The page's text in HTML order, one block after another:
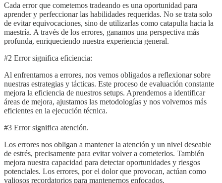
Cada error que cometemos tradeando es una oportunidad para
aprender y perfeccionar las habilidades requeridas. No se trata solo
de evitar equivocaciones, sino de utilizarlas como catapulta hacia la
maestría. A través de los errores, ganamos una perspectiva más
profunda, enriqueciendo nuestra experiencia general.
#2 Error significa eficiencia:
Al enfrentarnos a errores, nos vemos obligados a reflexionar sobre
nuestras estrategias y tácticas. Este proceso de evaluación constante
mejora la eficiencia de nuestros setups. Aprendemos a identificar
áreas de mejora, ajustamos las metodologías y nos volvemos más
eficientes en la ejecución técnica.
#3 Error significa atención.
Los errores nos obligan a mantener la atención y un nivel deseable
de estrés, precisamente para evitar volver a cometerlos. También
mejora nuestra capacidad para detectar oportunidades y riesgos
potenciales. Los errores, por el dolor que provocan, actúan como
valiosos recordatorios para mantenernos enfocados.